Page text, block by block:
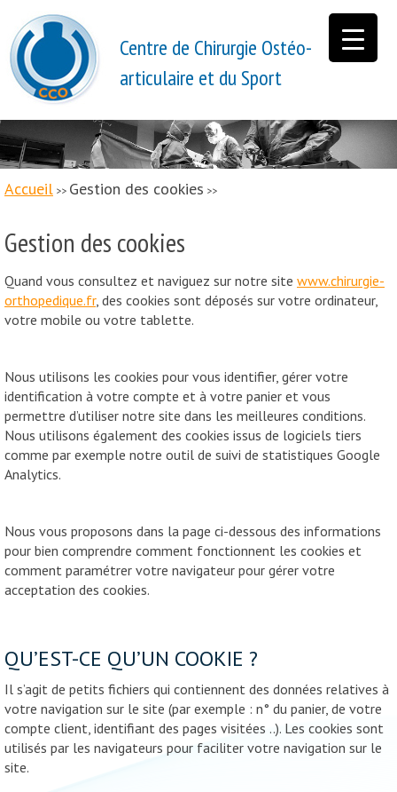
Centre de Chirurgie Ostéo-
articulaire et du Sport
Accueil >> Gestion des cookies >>
Gestion des cookies
Quand vous consultez et naviguez sur notre site www.chirurgie-
orthopedique.fr, des cookies sont déposés sur votre ordinateur,
votre mobile ou votre tablette.
Nous utilisons les cookies pour vous identifier, gérer votre
identification à votre compte et à votre panier et vous
permettre d’utiliser notre site dans les meilleures conditions.
Nous utilisons également des cookies issus de logiciels tiers
comme par exemple notre outil de suivi de statistiques Google
Analytics.
Nous vous proposons dans la page ci-dessous des informations
pour bien comprendre comment fonctionnent les cookies et
comment paramétrer votre navigateur pour gérer votre
acceptation des cookies.
QU’EST-CE QU’UN COOKIE ?
Il s’agit de petits fichiers qui contiennent des données relatives à
votre navigation sur le site (par exemple : n° du panier, de votre
compte client, identifiant des pages visitées ..). Les cookies sont
utilisés par les navigateurs pour faciliter votre navigation sur le
site.